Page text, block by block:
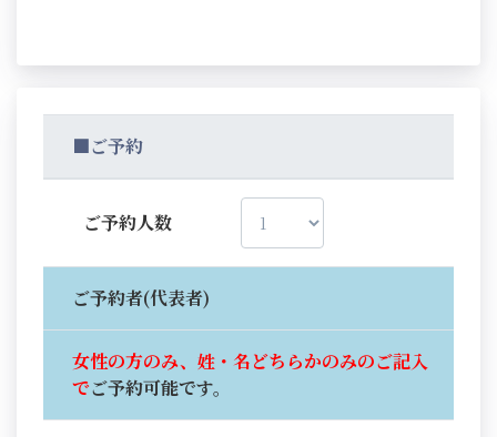
■ご予約
ご予約人数
ご予約者(代表者)
女性の方のみ、姓・名どちらかのみのご記入
でご予約可能です。